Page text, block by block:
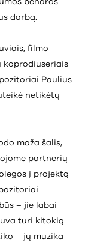
bendros
darbą.
filmo
koprodiuseriais
Paulius
netikėtų
maža šalis,
partnerių
į projektą
– jie labai
turi kitokią
– jų muzika